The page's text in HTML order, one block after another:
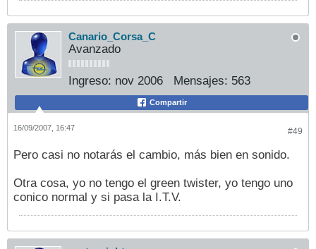
Canario_Corsa_C
Avanzado
Ingreso: nov 2006 Mensajes: 563
Compartir
#49
16/09/2007, 16:47
Pero casi no notarás el cambio, más bien en sonido.
Otra cosa, yo no tengo el green twister, yo tengo uno
conico normal y si pasa la I.T.V.